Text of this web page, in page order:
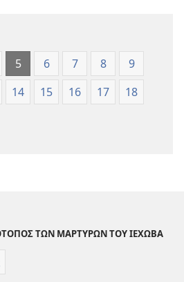
(Έκδοση 1997)
(Έκδοση
5 6 7 8
9
14 15 16 17
18
ΤΩΝ ΜΑΡΤΥΡΩΝ ΤΟΥ ΙΕΧΩΒΑ